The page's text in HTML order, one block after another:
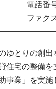
電話番
ファク
ゆとりの創出
住宅の整備を
事業」を実施